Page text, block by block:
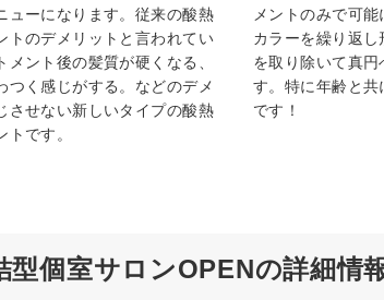
ューになります。従来の酸熱
トのデメリットと言われてい
メント後の髪質が硬くなる、
つく感じがする。などのデメ
させない新しいタイプの酸熱
トです。
メントのみで可
カラーを繰り返
を取り除いて真円
す。特に年齢と
です！
個室サロンOPENの詳細情